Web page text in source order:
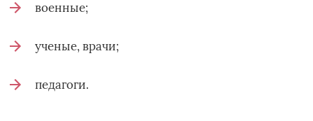
военные;
ученые, врачи;
педагоги.